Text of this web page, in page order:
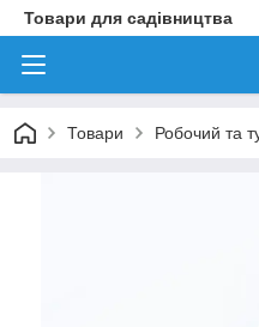
Товари для садівництва
Товари Робочий та